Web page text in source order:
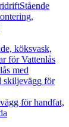
Stående
köksvask,
för Vattenlås
med
skiljevägg för
för handfat,